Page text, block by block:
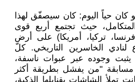
كان حياً اليوم: كان سيصفّق لهذا
حيث تجتمع أربع قوى
فرنسا، تركيا، أمريكا) على أرض
لنادي الخاسرين التاريخي. كلّ
وجوده عبر عبوات ناسفة،
مسابقة "من يفشل بطريقة أكثر
تملأ الشاشات بقنابلها الذكية،